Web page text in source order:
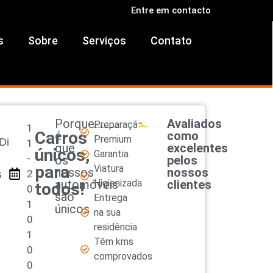
Entre em contacto
Sobre Serviços Contato
1
1
-
2
0
1
0
1
0
0
Carros
únicos,
para
todos!
Porque
é
que
os
nossos
automóveis
são
únicos
Preparação
Premium
Garantia
Viatura
Higienizada
Entrega
na sua
residência
Têm kms
comprovados
Avaliados
como
excelentes
pelos
nossos
clientes